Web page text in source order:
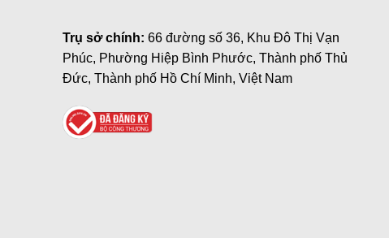
Trụ sở chính: 66 đường số 36, Khu Đô Thị Vạn
Phúc, Phường Hiệp Bình Phước, Thành phố Thủ
Đức, Thành phố Hồ Chí Minh, Việt Nam